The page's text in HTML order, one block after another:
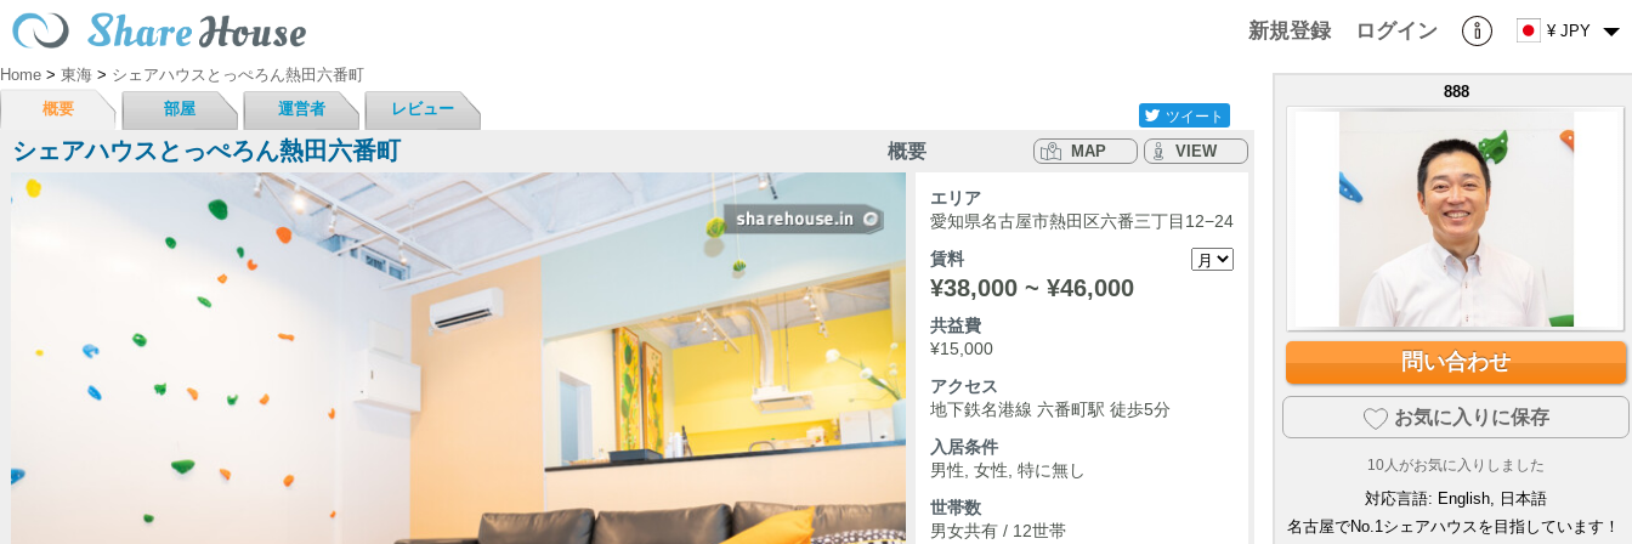
新規登録 ログイン ¥ JPY
Home > 東海 > シェアハウスとっぺろん熱田六番町
概要
部屋 運営者 レビュー ツイート
シェアハウスとっぺろん熱田六番町 概要 MAP VIEW
エリア
愛知県名古屋市熱田区六番三丁目12−24
賃料
¥38,000 ~ ¥46,000
共益費
¥15,000
アクセス
地下鉄名港線 六番町駅 徒歩5分
入居条件
男性, 女性, 特に無し
世帯数
男女共有 / 12世帯
888
問い合わせ
お気に入りに保存
10 人がお気に入りしました
対応言語: English, 日本語
名古屋でNo.1シェアハウスを目指しています！